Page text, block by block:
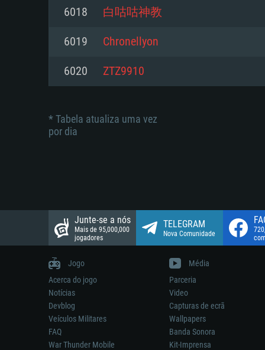
Disco: 23,1 GB
Network: Internet de banda larga.
Disco: 21,5 GB
Network: Internet de banda larga.
Disco: 21,5 GB
6018 白咕咕神教
6019 Chronellyon
6020 ZTZ9910
* Tabela atualiza uma vez
por dia
Junte-se a nós
Mais de 95,000,000
jogadores
TELEGRAM
Nova Comunidade
Jogo
Acerca do jogo
Notícias
Devblog
Veículos Militares
FAQ
War Thunder Mobile
Média
Parceria
Video
Capturas de ecrã
Wallpapers
Banda Sonora
Kit-Imprensa